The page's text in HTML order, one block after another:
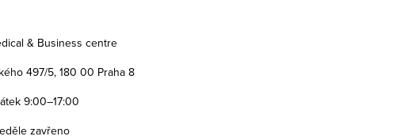
& Business centre
497/5, 180 00 Praha 8
9:00–17:00
zavřeno